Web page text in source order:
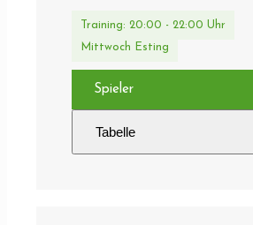
Training: 20:00 - 22:00 Uhr
Mittwoch Esting
Spieler
Tabelle